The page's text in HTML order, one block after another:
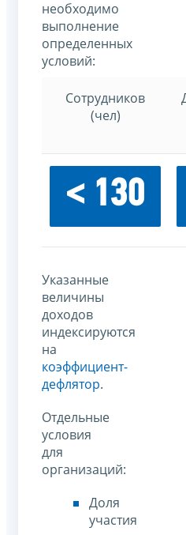
необходимо
выполнение
определенных
условий:
Сотрудников
(чел)
< 130
Указанные
величины
доходов
индексируются
на
коэффициент-
дефлятор.
Отдельные
условия
для
организаций:
Доля
участия